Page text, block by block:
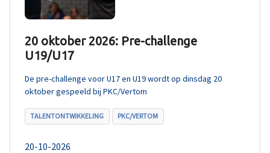
20 oktober 2026: Pre-challenge
U19/U17
De pre-challenge voor U17 en U19 wordt op dinsdag 20
oktober gespeeld bij PKC/Vertom
TALENTONTWIKKELING PKC/VERTOM
20-10-2026